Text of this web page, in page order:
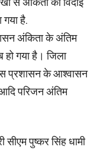
गया है.
अंकिता के अंतिम
गया है। जिला
प्रशासन के आश्वासन
परिजन अंतिम
सीएम पुष्कर सिंह धामी